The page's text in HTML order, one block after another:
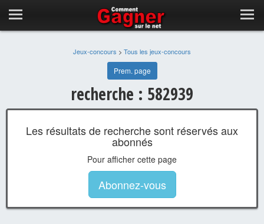
Jeux-concours > Tous les jeux-concours
Prem. page
recherche : 582939
Les résultats de recherche sont réservés aux
abonnés
Pour afficher cette page
Abonnez-vous